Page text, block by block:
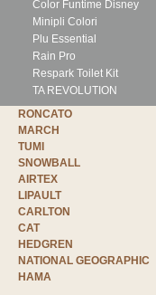
Color Funtime Disney
Minipli Colori
Plu Essential
Rain Pro
Respark Toilet Kit
TA REVOLUTION
RONCATO
MARCH
TUMI
SNOWBALL
AIRTEX
LIPAULT
CARLTON
CAT
HEDGREN
NATIONAL GEOGRAPHIC
HAMA